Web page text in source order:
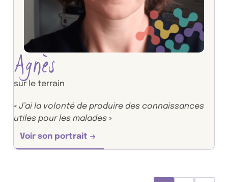
Agnès
sur le terrain
« J’ai la volonté de produire des connaissances
utiles pour les malades »
Voir son portrait